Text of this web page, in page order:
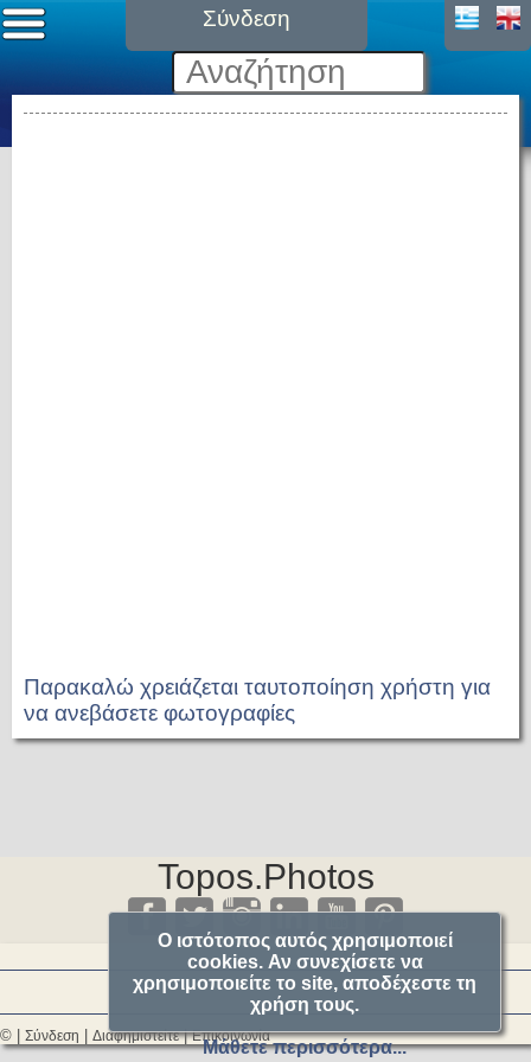
Σύνδεση
Παρακαλώ χρειάζεται ταυτοποίηση χρήστη για
να ανεβάσετε φωτογραφίες
Topos.Photos
© | Σύνδεση Διαφημιστείτε|Επικοινωνία
Ο ιστότοπος αυτός χρησιμοποιεί
cookies. Αν συνεχίσετε να
χρησιμοποιείτε το site, αποδέχεστε τη
χρήση τους.
Μάθετε περισσότερα...